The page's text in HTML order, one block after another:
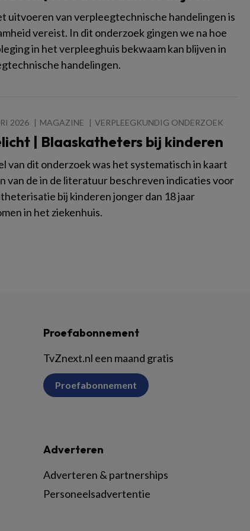
uitvoeren van verpleegtechnische handelingen is
vereist. In dit onderzoek gingen we na hoe
in het verpleeghuis bekwaam kan blijven in
handelingen.
2026 MAGAZINE VERPLEEGKUNDIG ONDERZOEK
| Blaaskatheters bij kinderen
van dit onderzoek was het systematisch in kaart
van de in de literatuur beschreven indicaties voor
bij kinderen jonger dan 18 jaar
in het ziekenhuis.
Proefabonnement
TvZnext.nl een maand gratis
Proefabonnement
Adverteren
Adverteren & partnerships
Personeelsadvertentie